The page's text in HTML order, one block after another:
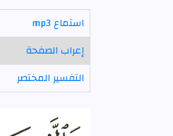
استماع mp3
إعراب الصفحة
التفسير المختصر